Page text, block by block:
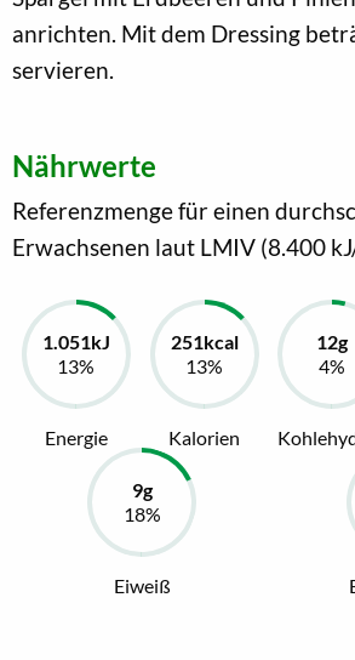
anrichten. Mit dem Dressing
servieren.
Nährwerte
Referenzmenge für einen
Erwachsenen laut LMIV (8.400
Energie Kalorien
Eiweiß